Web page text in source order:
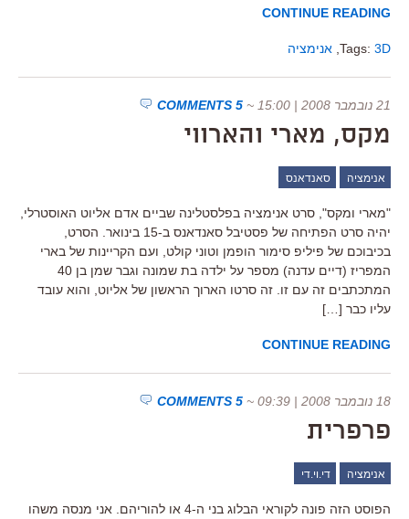
CONTINUE READING
Tags: 3D אנימציה
21 נובמבר 2008 | 15:00 ~
5 COMMENTS
מקס, מארי והארווי
אנימציה סאנדאנס
"מארי ומקס", סרט אנימציה בפלסטלינה שביים אדם אליוט האוסטרלי,
יהיה סרט הפתיחה של פסטיבל סאנדאנס ב-15 בינואר. הסרט,
בכיבוכם של פיליפ סימור הופמן וטוני קולט, ועם הקריינות של בארי
המפריז (דיים עדנה) מספר על ילדה בת שמונה וגבר שמן בן 40
המתכתבים זה עם זו. זה סרטו הארוך הראשון של אליוט, והוא עובד
עליו כבר […]
CONTINUE READING
18 נובמבר 2008 | 09:39 ~
5 COMMENTS
פרפרית
אנימציה די.וי.די
הפוסט הזה פונה לקוראי הבלוג בני ה-4 או להוריהם. אני מנסה משהו